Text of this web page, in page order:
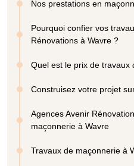
Nos prestations en
Pourquoi confier vos
Rénovations à Wavre ?
Quel est le prix de travaux
Construisez votre projet
Agences Avenir
maçonnerie à Wavre
Travaux de maçonnerie à